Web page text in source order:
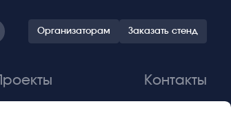
Организаторам Заказать стенд
Проекты Контакты